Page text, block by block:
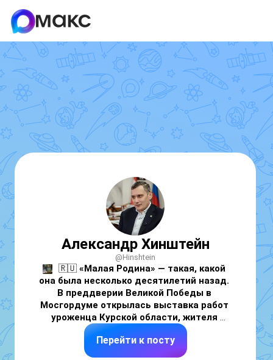
Александр Хинштейн
@Hinshtein
🇷🇺 «Малая Родина» — такая, какой
она была несколько десятилетий назад.
В преддверии Великой Победы в
Мосгордуме открылась выставка работ
уроженца Курской области, жителя
столицы и участника Великой
Отечественной войны Игоря
Николаевича Антипенко, который
Перейти к посту